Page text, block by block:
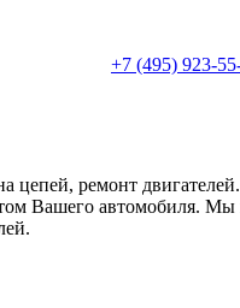
+7 (495) 923-
цепей, ремонт
Вашего автомобиля.